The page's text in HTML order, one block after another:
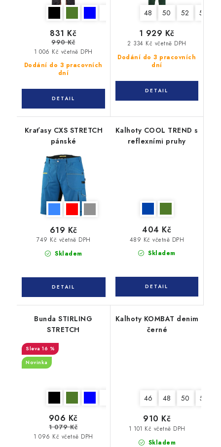
Dodání do 3 pracovních
dní
1 006 Kč včetně DPH
831 Kč
990 Kč
48 50 52 54
Dodání do 3 pracovních
dní
2 334 Kč včetně DPH
1 929 Kč
Kraťasy CXS STRETCH
pánské
Skladem
749 Kč včetně DPH
619 Kč
Kalhoty COOL TREND s
reflexními pruhy
Skladem
489 Kč včetně DPH
404 Kč
Bunda STIRLING
STRETCH
16 %
Novinka
1 096 Kč včetně DPH
906 Kč
1 079 Kč
Kalhoty KOMBAT denim
černé
46 48 50 52
Skladem
1 101 Kč včetně DPH
910 Kč